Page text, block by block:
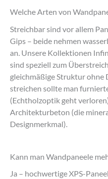
Welche Arten von
Streichbar sind vor allem
Gips – beide nehmen
an. Unsere Kollektionen
sind speziell zum
gleichmäßige Struktur ohne
streichen sollte man
(Echtholzoptik geht
Architekturbeton (die
Designmerkmal).
Kann man Wandpaneele
Ja – hochwertige XPS-